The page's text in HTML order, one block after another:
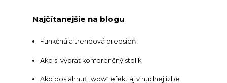
Najčítanejšie na blogu
Funkčná a trendová predsieň
Ako si vybrať konferenčný stolík
Ako dosiahnuť „wow“ efekt aj v nudnej izbe